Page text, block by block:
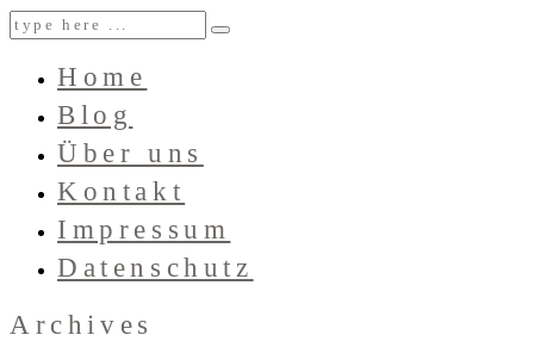
Home
Blog
Über uns
Kontakt
Impressum
Datenschutz
Archives